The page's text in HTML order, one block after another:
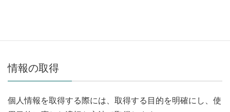
情報の取得
個人情報を取得する際には、取得する目的を明確にし、使